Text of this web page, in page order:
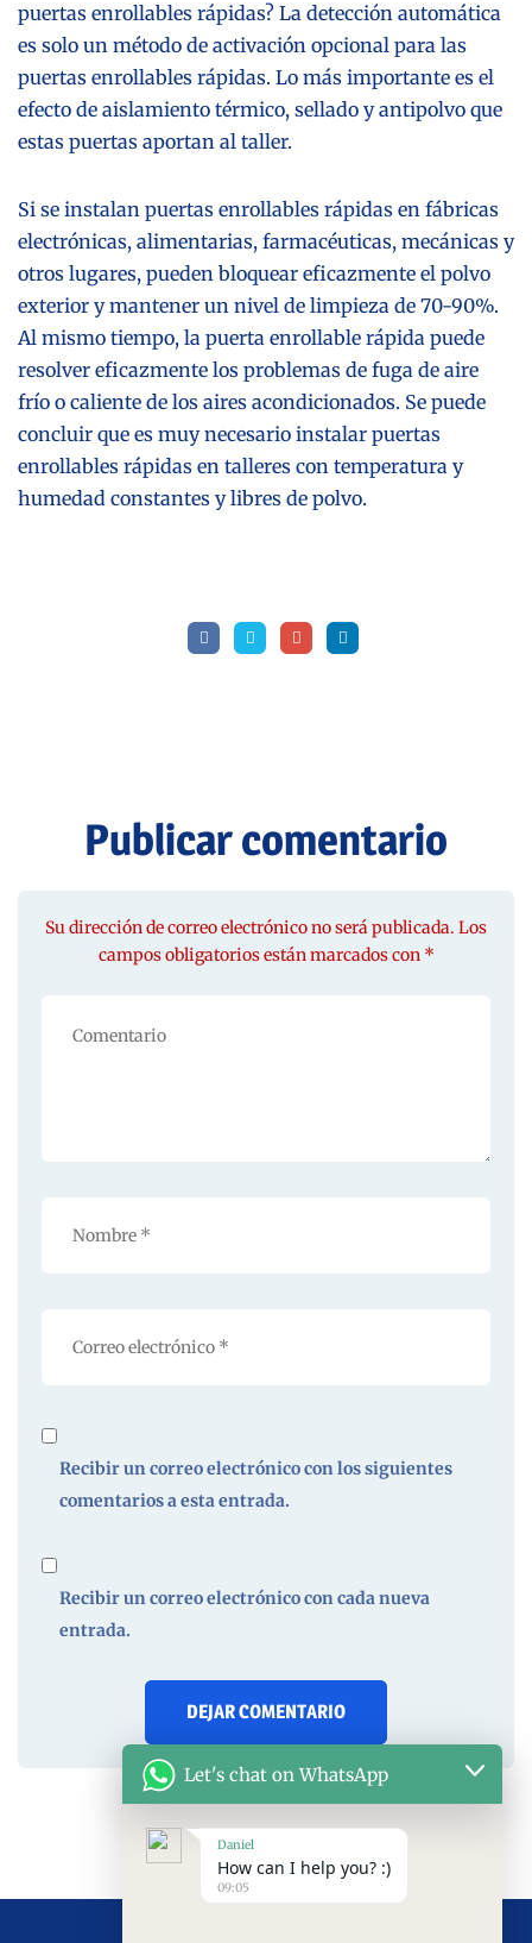
puertas enrollables rápidas? La detección automática
es solo un método de activación opcional para las
puertas enrollables rápidas. Lo más importante es el
efecto de aislamiento térmico, sellado y antipolvo que
estas puertas aportan al taller.
Si se instalan puertas enrollables rápidas en fábricas
electrónicas, alimentarias, farmacéuticas, mecánicas y
otros lugares, pueden bloquear eficazmente el polvo
exterior y mantener un nivel de limpieza de 70-90%.
Al mismo tiempo, la puerta enrollable rápida puede
resolver eficazmente los problemas de fuga de aire
frío o caliente de los aires acondicionados. Se puede
concluir que es muy necesario instalar puertas
enrollables rápidas en talleres con temperatura y
humedad constantes y libres de polvo.
Publicar comentario
Su dirección de correo electrónico no será publicada. Los
campos obligatorios están marcados con *
Recibir un correo electrónico con los siguientes
comentarios a esta entrada.
Recibir un correo electrónico con cada nueva
entrada.
Let's chat on WhatsApp
Daniel
How can I help you? :)
09:05